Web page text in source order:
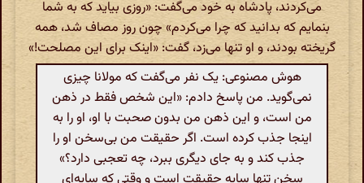
می‌کردند، پادشاه به خود می‌گفت: «روزی بیاید که به شما
بنمایم که بدانید که چرا می‌کردم» چون روز مصاف شد، همه
گریخته بودند، و او تنها می‌زد، گفت: «اینک برای این مصلحت!»
هوش مصنوعی: یک نفر می‌گفت که مولانا چیزی
نمی‌گوید. من پاسخ دادم: «این شخص فقط در ذهن
من است، و این ذهن من بدون صحبت با او، او را به
اینجا جذب کرده است. اگر حقیقت من بی‌سخن او را
جذب کند و به جای دیگری ببرد، چه تعجبی دارد؟»